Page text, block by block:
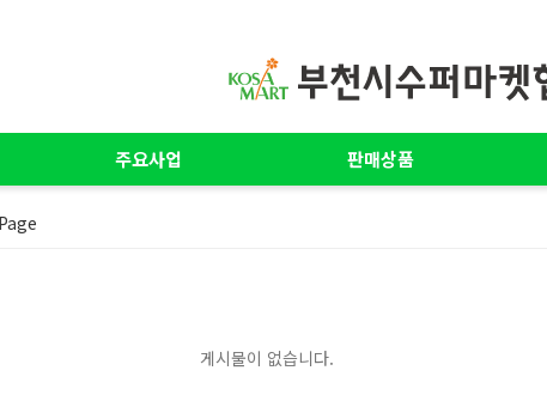
주요사업 판매상품
Page
게시물이 없습니다.